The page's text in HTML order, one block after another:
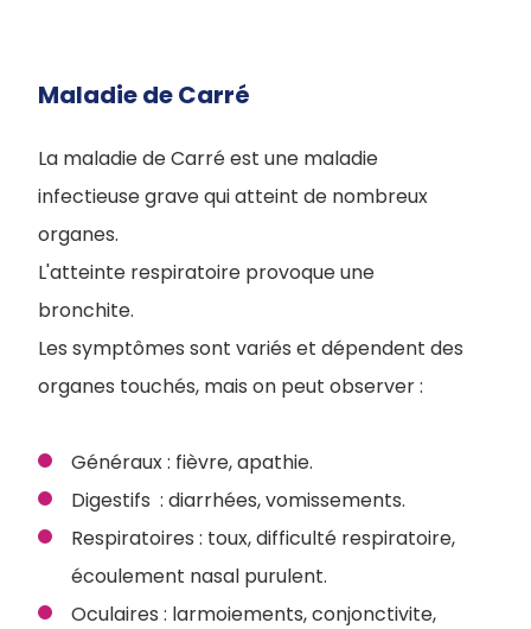
Maladie de Carré
La maladie de Carré est une maladie
infectieuse grave qui atteint de nombreux
organes.
L'atteinte respiratoire provoque une
bronchite.
Les symptômes sont variés et dépendent des
organes touchés, mais on peut observer :
Généraux : fièvre, apathie.
Digestifs : diarrhées, vomissements.
Respiratoires : toux, difficulté respiratoire,
écoulement nasal purulent.
Oculaires : larmoiements, conjonctivite,